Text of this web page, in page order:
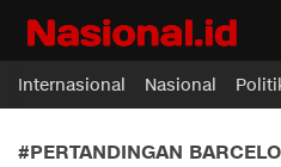
Nasional.id
Membawa Inspirasi Untuk
Internasional Nasional
#PERTANDINGAN